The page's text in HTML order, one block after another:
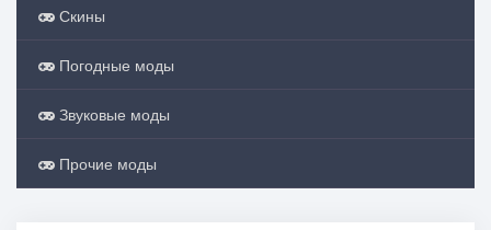
Скины
Погодные моды
Звуковые моды
Прочие моды